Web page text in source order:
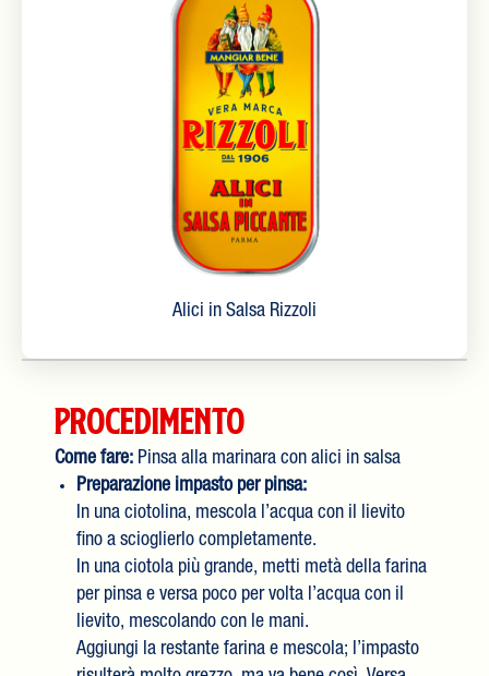
Alici in Salsa Rizzoli
Procedimento
Come fare: Pinsa alla marinara con alici in salsa
Preparazione impasto per pinsa:
In una ciotolina, mescola l’acqua con il lievito
fino a scioglierlo completamente.
In una ciotola più grande, metti metà della farina
per pinsa e versa poco per volta l’acqua con il
lievito, mescolando con le mani.
Aggiungi la restante farina e mescola; l’impasto